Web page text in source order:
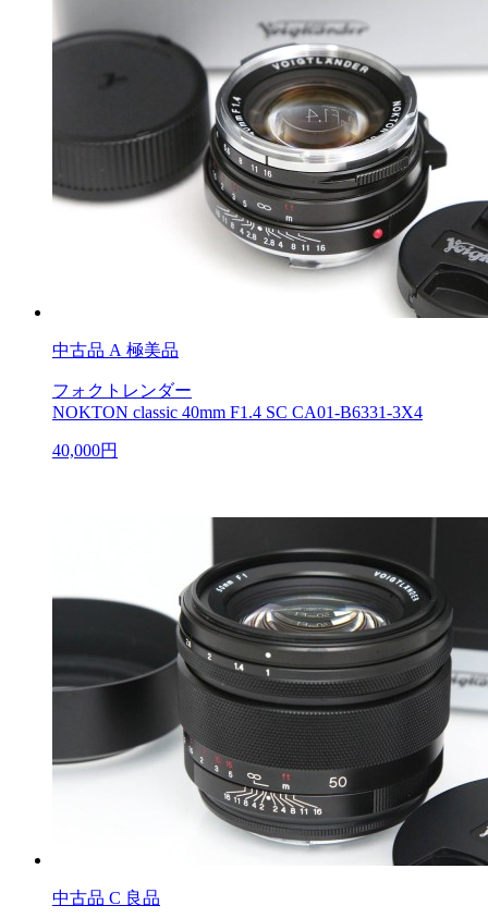
中古品 A 極美品
フォクトレンダー
NOKTON classic 40mm F1.4 SC CA01-B6331-3X4
40,000円
中古品 C 良品